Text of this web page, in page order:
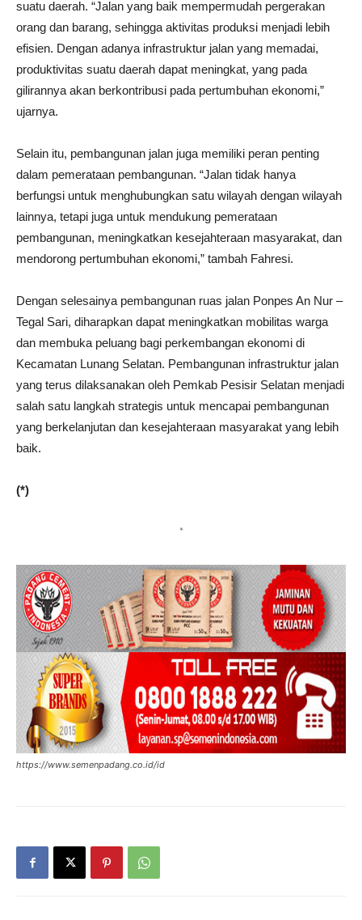
suatu daerah. “Jalan yang baik mempermudah pergerakan
orang dan barang, sehingga aktivitas produksi menjadi lebih
efisien. Dengan adanya infrastruktur jalan yang memadai,
produktivitas suatu daerah dapat meningkat, yang pada
gilirannya akan berkontribusi pada pertumbuhan ekonomi,”
ujarnya.
Selain itu, pembangunan jalan juga memiliki peran penting
dalam pemerataan pembangunan. “Jalan tidak hanya
berfungsi untuk menghubungkan satu wilayah dengan wilayah
lainnya, tetapi juga untuk mendukung pemerataan
pembangunan, meningkatkan kesejahteraan masyarakat, dan
mendorong pertumbuhan ekonomi,” tambah Fahresi.
Dengan selesainya pembangunan ruas jalan Ponpes An Nur –
Tegal Sari, diharapkan dapat meningkatkan mobilitas warga
dan membuka peluang bagi perkembangan ekonomi di
Kecamatan Lunang Selatan. Pembangunan infrastruktur jalan
yang terus dilaksanakan oleh Pemkab Pesisir Selatan menjadi
salah satu langkah strategis untuk mencapai pembangunan
yang berkelanjutan dan kesejahteraan masyarakat yang lebih
baik.
(*)
*
https://www.semenpadang.co.id/id